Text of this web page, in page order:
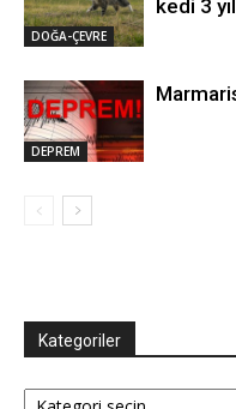
DOĞA-ÇEVRE
kedi 3
DEPREM
Kategoriler
Kategoriler